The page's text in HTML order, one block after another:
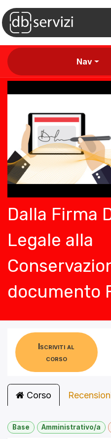
Nav
Dalla Firma
Legale alla
documento
Iscriviti al
corso
Corso
Base Amministrativo/a